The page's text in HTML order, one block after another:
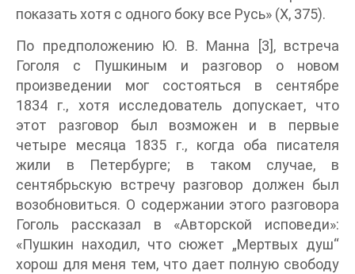
показать хотя с одного боку все Русь» (X, 375).
По предположению Ю. В. Манна [3], встреча
Гоголя с Пушкиным и разговор о новом
произведении мог состояться в сентябре
1834 г., хотя исследователь допускает, что
этот разговор был возможен и в первые
четыре месяца 1835 г., когда оба писателя
жили в Петербурге; в таком случае, в
сентябрьскую встречу разговор должен был
возобновиться. О содержании этого разговора
Гоголь рассказал в «Авторской исповеди»:
«Пушкин находил, что сюжет „Мертвых душ“
хорош для меня тем, что дает полную свободу